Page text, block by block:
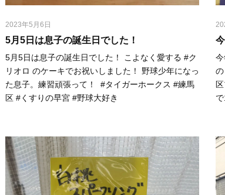
2023年5月6日
5月5日は息子の誕生日でした！⁡
5月5日は息子の誕生日でした！⁡ ⁡こよなく愛する #ク
リオロ のケーキでお祝いしました！⁡ ⁡野球少年になっ
た息子。練習頑張って！⁡ ⁡ #タイガーホークス #練馬
区 #くすりの早宮 #野球大好き